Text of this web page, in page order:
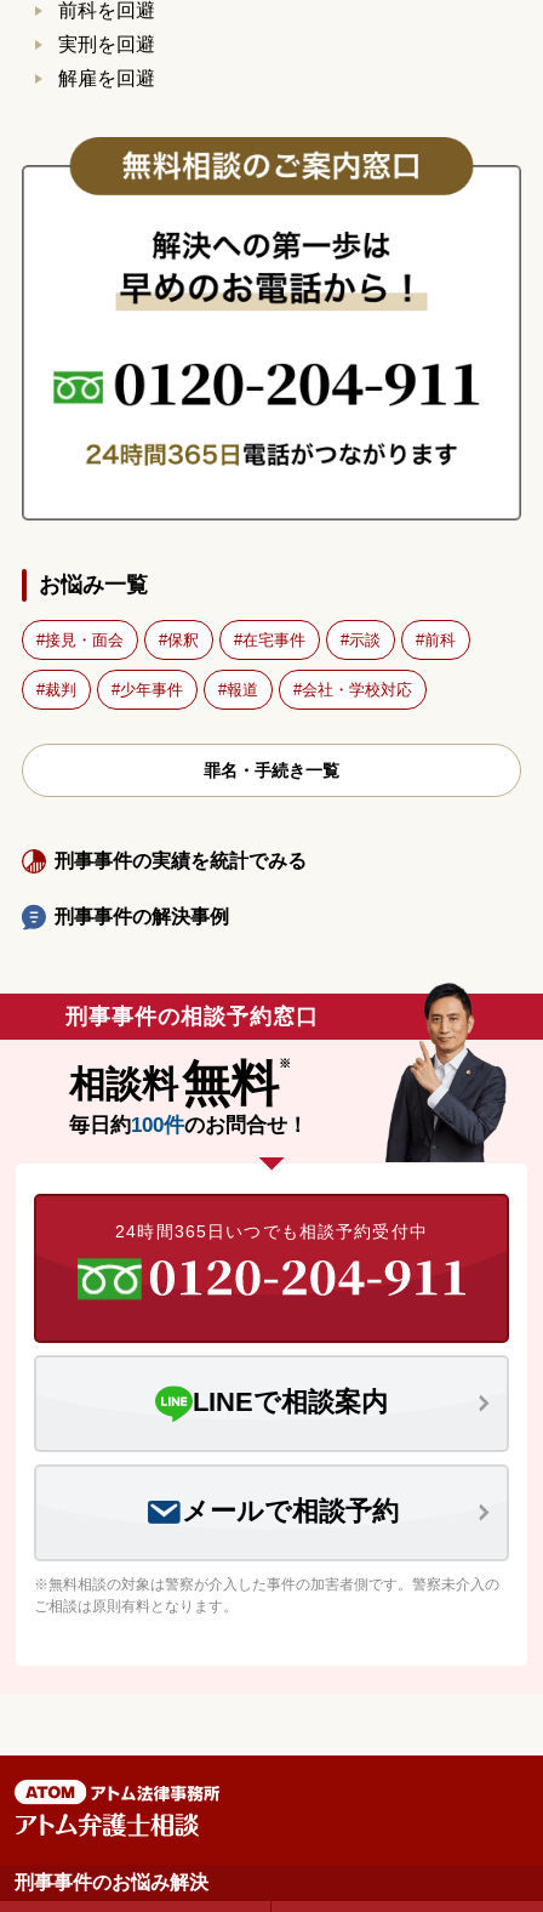
前科を回避
実刑を回避
解雇を回避
お悩み一覧
接見・面会 保釈 在宅事件 示談 前科
裁判 少年事件 報道 会社・学校対応
罪名・手続き一覧
刑事事件の実績を統計でみる
刑事事件の解決事例
刑事事件の相談予約窓口
相談料無料
毎日約100件のお問合せ！
24時間365日いつでも相談予約受付中
LINEで相談案内
メールで相談予約
※無料相談の対象は警察が介入した事件の加害者側です。警察未介入の
ご相談は原則有料となります。
刑事事件のお悩み解決